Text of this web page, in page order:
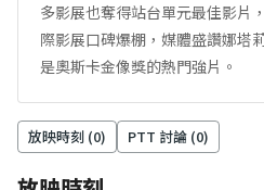
多影展也奪得站台單元最佳影片
際影展口碑爆棚，媒體盛讚娜塔
是奧斯卡金像獎的熱門強片。
放映時刻 (0) PTT 討論 (0)